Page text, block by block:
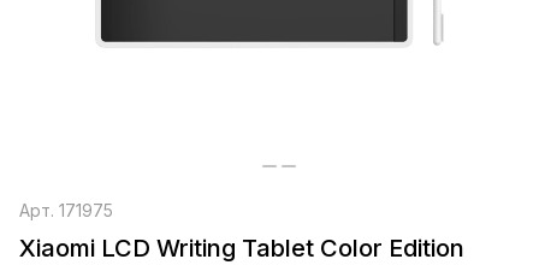
Арт. 171975
Xiaomi LCD Writing Tablet Color Edition